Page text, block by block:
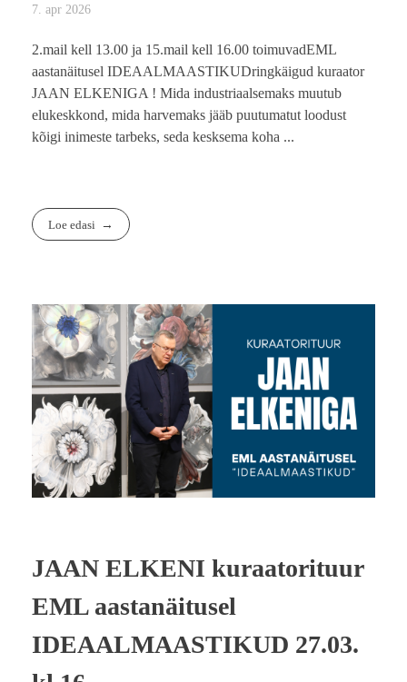
7. apr 2026
2.mail kell 13.00 ja 15.mail kell 16.00 toimuvadEML
aastanäitusel IDEAALMAASTIKUDringkäigud kuraator
JAAN ELKENIGA ! Mida industriaalsemaks muutub
elukeskkond, mida harvemaks jääb puutumatut loodust
kõigi inimeste tarbeks, seda kesksema koha ...
Loe edasi
JAAN ELKENI kuraatorituur
EML aastanäitusel
IDEAALMAASTIKUD 27.03.